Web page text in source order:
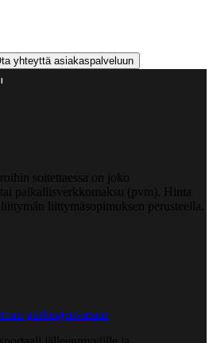
yhteyttä asiakaspalveluun
soitettaessa on joko
paikallisverkkomaksu (pvm). Hinta
liittymäsopimuksen perusteella.
purkuajanvaraus